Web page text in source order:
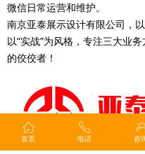
微信日常运营和维护。
南京亚泰展示设计有限公司，以
以“实战”为风格，专注三大业
的佼佼者！
ꀇ
首页
ꂅ
电话 咨